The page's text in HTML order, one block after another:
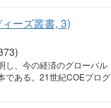
ーズ叢書, 3)
し、今の経済のグローバル
である。21世紀COEプログ